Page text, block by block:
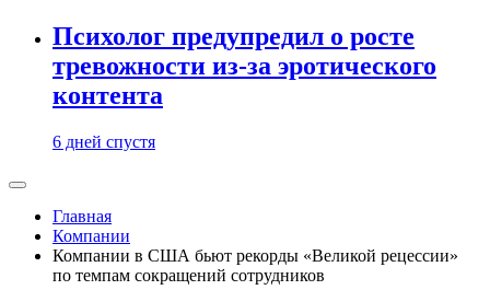
Психолог предупредил о росте
тревожности из-за эротического
контента
6 дней спустя
Главная
Компании
Компании в США бьют рекорды «Великой рецессии»
по темпам сокращений сотрудников